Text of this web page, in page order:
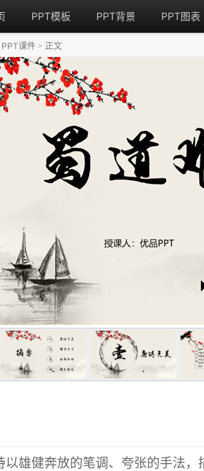
PPT模板 PPT背景 PPT图表
以雄健奔放的笔调、夸张的手法
PPT课件 > 正文